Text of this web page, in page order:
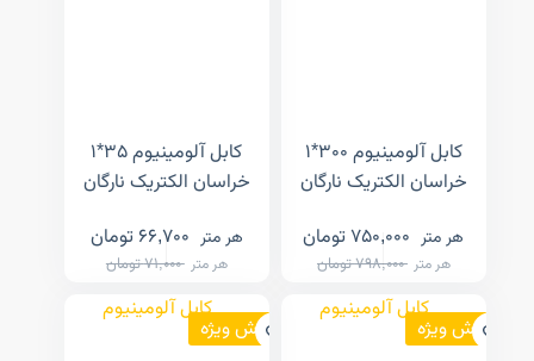
کابل آلومینیوم ۳۰۰*۱
خراسان الکتریک نارگان
هر متر 798,000تومان
هر متر 750,000 تومان
کابل آلومینیوم ۳۵*۱
خراسان الکتریک نارگان
هر متر 71,000تومان
هر متر 66,700 تومان
فروش ویژه فروش ویژه